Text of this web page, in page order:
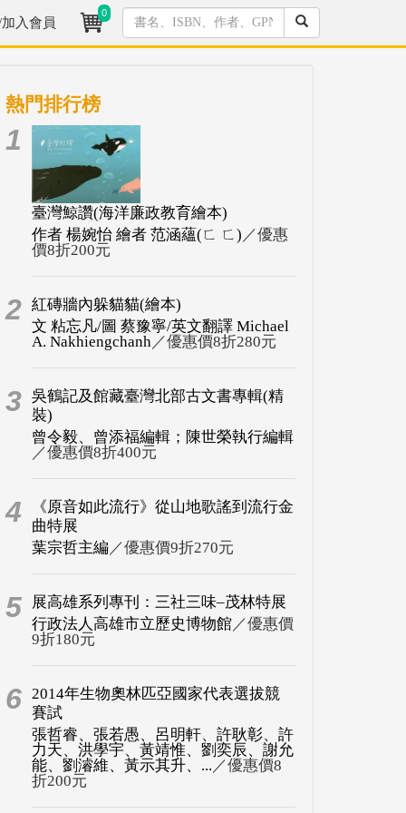
入會員
0
熱門排行榜
1
臺灣鯨讚(海洋廉政教育繪本)
作者 楊婉怡 繪者 范涵蘊(ㄈ ㄈ) ／優惠
價8折200元
2 紅磚牆內躲貓貓(繪本)
文 粘忘凡/圖 蔡豫寧/英文翻譯 Michael
A. Nakhiengchanh／優惠價8折280元
3 吳鶴記及館藏臺灣北部古文書專輯(精
裝)
曾令毅、曾添福編輯；陳世榮執行編輯
／優惠價8折400元
4
《原音如此流行》從山地歌謠到流行金
曲特展
葉宗哲主編 ／優惠價9折270元
5
展高雄系列專刊：三社三味–茂林特展
行政法人高雄市立歷史博物館／優惠價
9折180元
6 2014年生物奧林匹亞國家代表選拔競
賽試
張哲睿、張若愚、呂明軒、許耿彰、許
力天、洪學宇、黃靖惟、劉奕辰、謝允
能、劉濬維、黃示其升、... ／優惠價8
折200元